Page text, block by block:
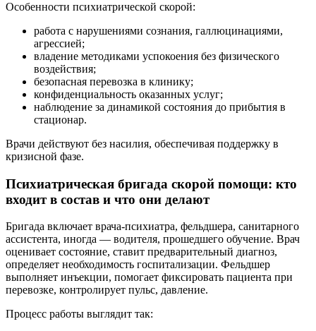
Особенности психиатрической скорой:
работа с нарушениями сознания, галлюцинациями,
агрессией;
владение методиками успокоения без физического
воздействия;
безопасная перевозка в клинику;
конфиденциальность оказанных услуг;
наблюдение за динамикой состояния до прибытия в
стационар.
Врачи действуют без насилия, обеспечивая поддержку в
кризисной фазе.
Психиатрическая бригада скорой помощи: кто
входит в состав и что они делают
Бригада включает врача-психиатра, фельдшера, санитарного
ассистента, иногда — водителя, прошедшего обучение. Врач
оценивает состояние, ставит предварительный диагноз,
определяет необходимость госпитализации. Фельдшер
выполняет инъекции, помогает фиксировать пациента при
перевозке, контролирует пульс, давление.
Процесс работы выглядит так: